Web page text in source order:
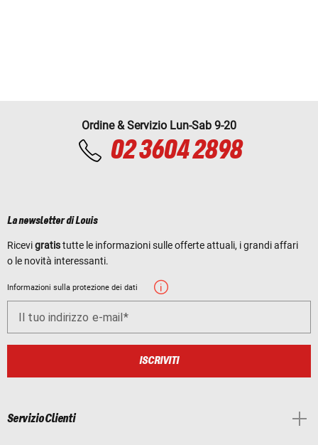
Ordine & Servizio Lun-Sab 9-20
02 3604 2898
La newsletter di Louis
Ricevigratistutte le informazioni sulle offerte attuali, i grandi affari
o le novità interessanti.
Informazioni sulla protezione dei dati
Il tuo indirizzo e-mail
ISCRIVITI
Servizio Clienti